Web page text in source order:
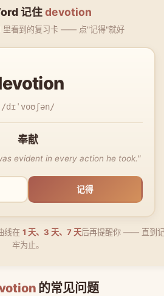
记住devotion
里看到的复习卡 —— 点"记得"就好
/dɪˈvoʊʃən/
奉献
evident in every action he took."
记得
线在 1 天、3 天、7 天后再提醒你 —— 直到
牢为止。
的常见问题